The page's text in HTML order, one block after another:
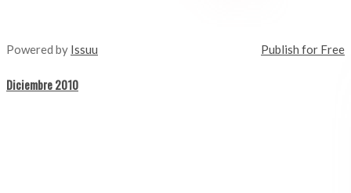
Powered by Issuu Publish for Free
Diciembre 2010